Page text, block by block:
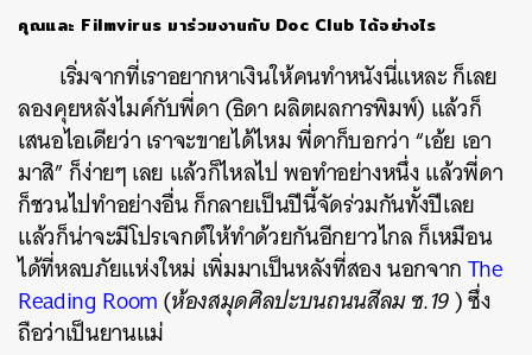
คุณและ Filmvirus มาร่วมงานกับ Doc Club ได้อย่างไร
เริ่มจากที่เราอยากหาเงินให้คนทำหนังนี่แหละ ก็เลย
ลองคุยหลังไมค์กับพี่ดา (ธิดา ผลิตผลการพิมพ์) แล้วก็
เสนอไอเดียว่า เราจะขายได้ไหม พี่ดาก็บอกว่า “เอ้ย เอา
มาสิ” ก็ง่ายๆ เลย แล้วก็ไหลไป พอทำอย่างหนึ่ง แล้วพี่ดา
ก็ชวนไปทำอย่างอื่น ก็กลายเป็นปีนี้จัดร่วมกันทั้งปีเลย
แล้วก็น่าจะมีโปรเจกต์ให้ทำด้วยกันอีกยาวไกล ก็เหมือน
ได้ที่หลบภัยแห่งใหม่ เพิ่มมาเป็นหลังที่สอง นอกจากThe
Reading Room(ห้องสมุดศิลปะบนถนนสีลม ซ.19) ซึ่ง
ถือว่าเป็นยานแม่